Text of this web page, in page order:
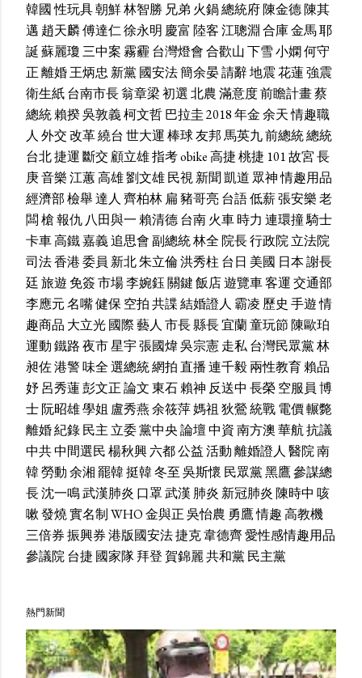
韓國性玩具朝鮮林智勝 兄弟 火鍋總統府陳金德陳其
邁 趙天麟傅達仁徐永明 慶富 陸客江聰淵 合庫金馬耶
誕蘇麗瓊三中案霧霾 台灣燈會合歡山下雪小嫻何守
正離婚王炳忠 新黨國安法簡余晏請辭地震花蓮強震
衛生紙台南市長翁章梁初選北農滿意度前瞻計畫蔡
總統賴揆吳敦義柯文哲巴拉圭2018年金余天情趣職
人 外交改革繞台 世大運棒球友邦馬英九前總統總統
台北捷運 斷交 顧立雄指考obike高捷桃捷 101故宮長
庚音樂江蕙高雄劉文雄民視新聞 凱道 眾神情趣用品
經濟部檢舉達人 齊柏林 扁豬哥亮台語低薪張安樂老
闆槍報仇 八田與一賴清德台南火車時力 連環撞騎士
卡車高鐵嘉義追思會副總統林全 院長行政院立法院
司法香港委員 新北朱立倫洪秀柱 台日 美國 日本謝長
廷旅遊 免簽市場李婉鈺關鍵飯店遊覽車客運交通部
李應元名嘴健保空拍共諜結婚證人 霸凌 歷史 手遊情
趣商品 大立光國際藝人 市長縣長宜蘭童玩節陳歐珀
運動鐵路夜市星宇張國煒吳宗憲走私台灣民眾黨林
昶佐港警味全選總統網拍直播連千毅兩性教育賴品
妤呂秀蓮彭文正論文東石賴神 反送中 長榮空服員 博
士阮昭雄學姐 盧秀燕余筱萍媽祖 狄鶯統戰電價輾斃
離婚紀錄民主 立委黨中央論壇中資南方澳華航抗議
中共中間選民楊秋興六都公益活動離婚證人 醫院南
韓勞動余湘罷韓挺韓冬至吳斯懷 民眾黨黑鷹參謀總
長沈一鳴武漢肺炎 口罩武漢 肺炎 新冠肺炎陳時中 咳
嗽發燒實名制WHO金與正吳怡農 勇鷹情趣高教機
三倍券振興券港版國安法捷克韋德齊愛性感情趣用品
參議院台捷 國家隊拜登賀錦麗共和黨民主黨
熱門新聞